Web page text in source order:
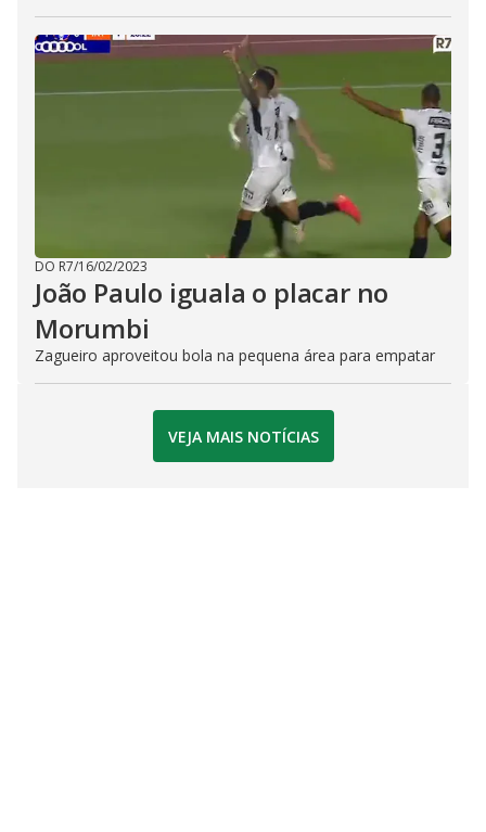
DO R7/16/02/2023
João Paulo iguala o placar no
Morumbi
Zagueiro aproveitou bola na pequena área para empatar
VEJA MAIS NOTÍCIAS